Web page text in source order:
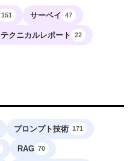
151 サーベイ 47
テクニカルレポート 22
プロンプト技術 171
RAG 70